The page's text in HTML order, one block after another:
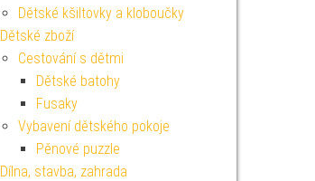
Dětské kšiltovky a kloboučky
Dětské zboží
Cestování s dětmi
Dětské batohy
Fusaky
Vybavení dětského pokoje
Pěnové puzzle
Dílna, stavba, zahrada